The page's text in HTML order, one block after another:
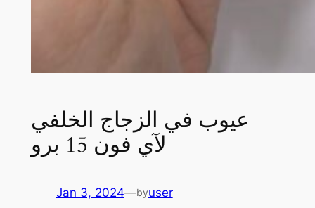
عيوب في الزجاج الخلفي
لآي فون 15 برو
Jan 3, 2024—byuser